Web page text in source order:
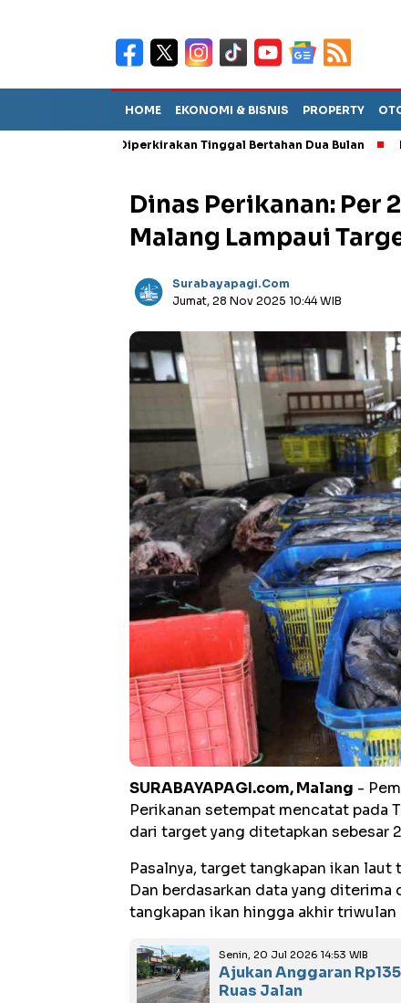
HOME EKONOMI & BISNIS PROPERTY
TPA Diperkirakan Tinggal Bertahan Dua Bulan Empat
Dinas Perikanan: Per
Malang Lampaui
Surabayapagi.com
Jumat, 28 Nov 2025 10:44 WIB
SURABAYAPAGI.com, Malang -
Perikanan setempat mencatat pada
dari target yang ditetapkan sebesar
Pasalnya, target tangkapan ikan
Dan berdasarkan data yang diterima
tangkapan ikan hingga akhir
Senin, 20 Jul 2026 14:53 WIB
Ajukan Anggaran
Ruas Jalan